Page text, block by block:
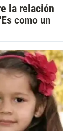
la relación
como un